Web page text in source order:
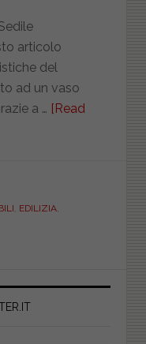
articolo
del
ad un vaso
a … [Read
, EDILIZIA,